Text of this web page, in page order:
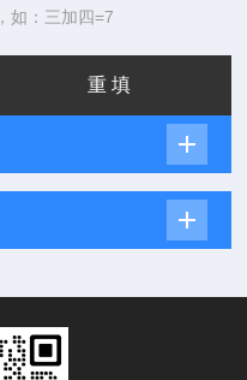
如：三加四=7